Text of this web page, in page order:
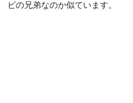
ビの兄弟なのか似ています。